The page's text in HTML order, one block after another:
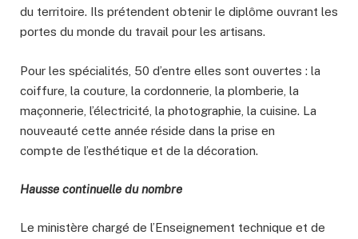
du territoire. Ils prétendent obtenir le diplôme ouvrant les
portes du monde du travail pour les artisans.
Pour les spécialités, 50 d’entre elles sont ouvertes : la
coiffure, la couture, la cordonnerie, la plomberie, la
maçonnerie, l’électricité, la photographie, la cuisine. La
nouveauté cette année réside dans la prise en
compte de l’esthétique et de la décoration.
Hausse continuelle du nombre
Le ministère chargé de l’Enseignement technique et de